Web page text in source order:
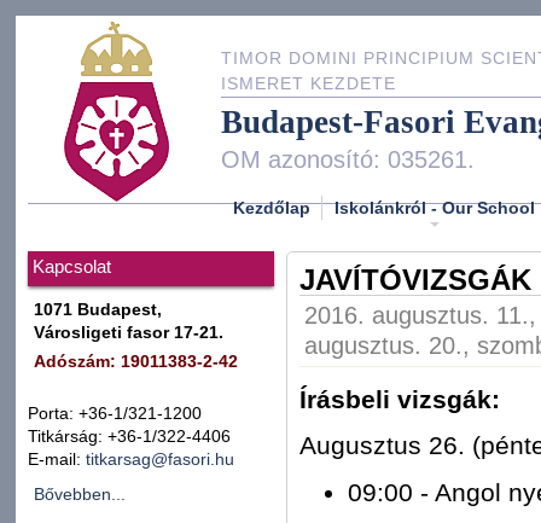
TIMOR DOMINI PRINCIPIUM
ISMERET KEZDETE
Budapest-Fasori
OM azonosító: 035261.
Kezdőlap Iskolánkról - Our School
Kapcsolat
1071 Budapest,
Városligeti fasor 17-21.
Adószám: 19011383-2-42
Porta: +36-1/321-1200
Titkárság: +36-1/322-4406
E-mail: titkarsag@fasori.hu
Bővebben...
2016. augusztus.
augusztus. 20.,
Írásbeli vizsgák:
Augusztus 26.
09:00 - Angol